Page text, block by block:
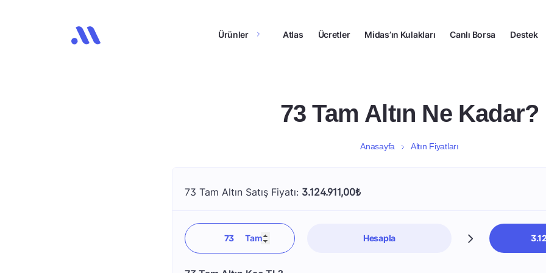
Ürünler Atlas Ücretler Midas’ın Kulakları Canlı Borsa Destek
73 Tam Altın Ne Kadar?
Anasayfa Altın Fiyatları
73 Tam Altın Satış Fiyatı: 3.124.911,00₺
Hesapla